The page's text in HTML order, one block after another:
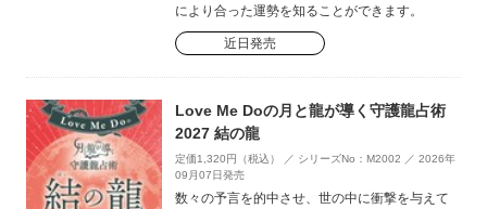
により合った運勢を知ることができます。
近日発売
Love Me Doの月と龍が導く守護龍占術
2027 結の龍
定価1,320円（税込） ／ シリーズNo：M2002 ／ 2026年
09月07日発売
数々の予言を的中させ、世の中に衝撃を与えて